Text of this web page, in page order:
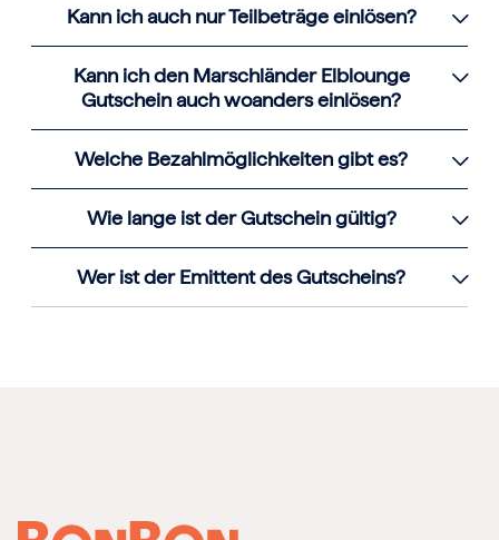
Kann ich auch nur Teilbeträge einlösen?
Kann ich den Marschländer Elblounge
Gutschein auch woanders einlösen?
Welche Bezahlmöglichkeiten gibt es?
Wie lange ist der Gutschein gültig?
Wer ist der Emittent des Gutscheins?